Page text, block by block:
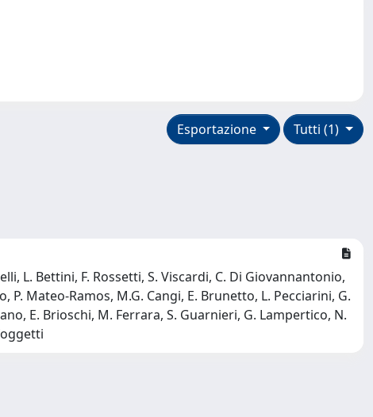
Tutti (1)
Esportazione
L. Bettini, F. Rossetti, S. Viscardi, C. Di Giovannantonio,
P. Mateo-Ramos, M.G. Cangi, E. Brunetto, L. Pecciarini, G.
E. Brioschi, M. Ferrara, S. Guarnieri, G. Lampertico, N.